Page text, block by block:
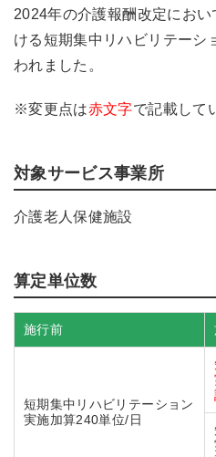
2024年の介護報酬改定にお
ける短期集中リハビリテーシ
われました。
※変更点は赤文字で記載して
対象サービス事業所
介護老人保健施設
算定単位数
施行前
短期集中リハビリテーション
実施加算240単位/日